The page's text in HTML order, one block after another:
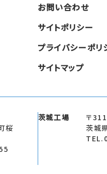
お問い合わせ
サイトポリシー
プライバシーポリ
サイトマップ
桜
茨城工場
〒
茨城